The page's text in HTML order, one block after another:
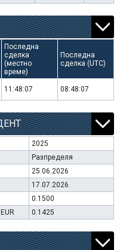
Последна
сделка
(местно
време)
Последна
сделка (UTC)
11:48:07 08:48:07
2025
Разпределя
25.06.2026
17.07.2026
0.1500
0.1425